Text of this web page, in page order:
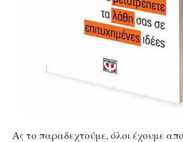
Ας το παραδεχτούμε, όλοι έχουμε